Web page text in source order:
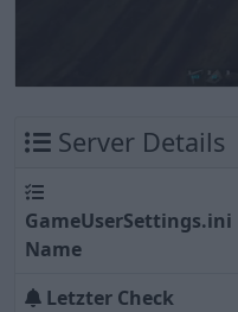
Server Details
GameUserSettings.ini
Name
Letzter Check